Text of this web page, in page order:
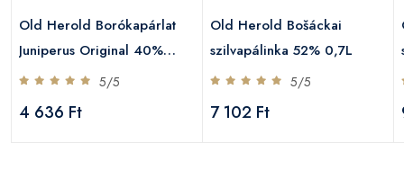
Old Herold Borókapárlat
Juniperus Original 40%
0,7L
5/5
4 636 Ft
Old Herold Bošáckai
szilvapálinka 52% 0,7L
5/5
7 102 Ft